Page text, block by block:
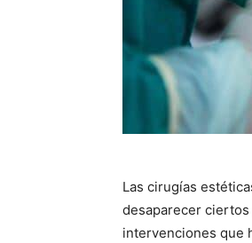
Las cirugías
desaparecer
intervenciones que